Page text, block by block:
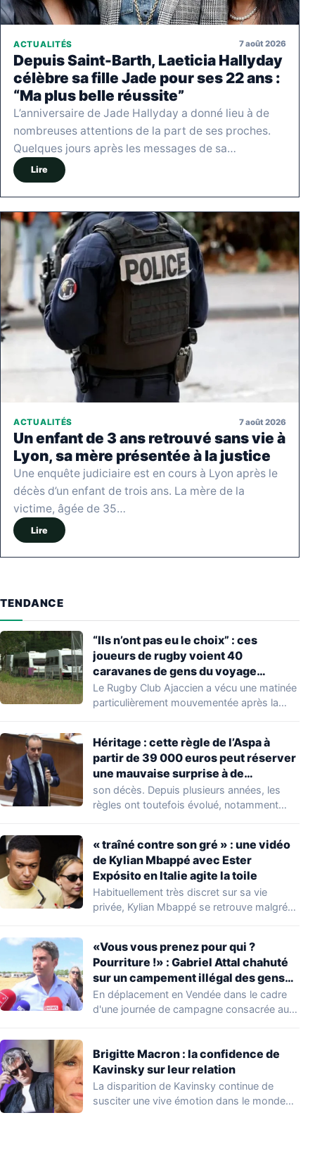
ACTUALITÉS 7 août 2026
Depuis Saint-Barth, Laeticia Hallyday
célèbre sa fille Jade pour ses 22 ans :
“Ma plus belle réussite”
L’anniversaire de Jade Hallyday a donné lieu à de
nombreuses attentions de la part de ses proches.
Quelques jours après les messages de sa…
Lire
ACTUALITÉS 7 août 2026
Un enfant de 3 ans retrouvé sans vie à
Lyon, sa mère présentée à la justice
Une enquête judiciaire est en cours à Lyon après le
décès d’un enfant de trois ans. La mère de la
victime, âgée de 35…
Lire
TENDANCE
“Ils n’ont pas eu le choix” : ces
joueurs de rugby voient 40
caravanes de gens du voyage
s’installer dans leur stade, ils les
délogent en moins d’1 heure
Le Rugby Club Ajaccien a vécu une matinée
particulièrement mouvementée après la
Héritage : cette règle de l’Aspa à
partir de 39 000 euros peut réserver
une mauvaise surprise à de
nombreuses familles
son décès. Depuis plusieurs années, les
règles ont toutefois évolué, notamment
« traîné contre son gré » : une vidéo
de Kylian Mbappé avec Ester
Expósito en Italie agite la toile
Habituellement très discret sur sa vie
privée, Kylian Mbappé se retrouve malgré
«Vous vous prenez pour qui ?
Pourriture !» : Gabriel Attal chahuté
sur un campement illégal des gens
du voyage
En déplacement en Vendée dans le cadre
d'une journée de campagne consacrée aux
Brigitte Macron : la confidence de
Kavinsky sur leur relation
La disparition de Kavinsky continue de
susciter une vive émotion dans le monde